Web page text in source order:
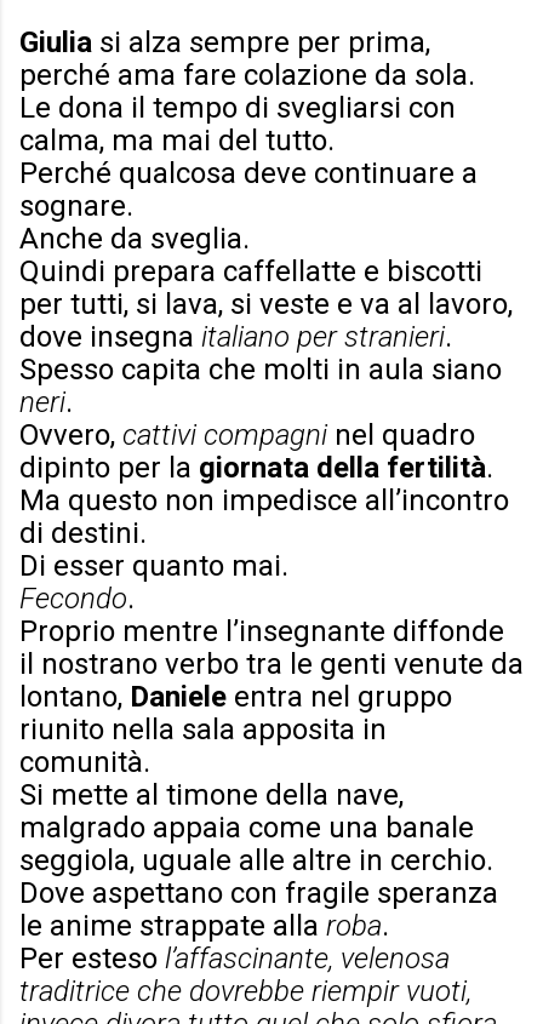
Giulia si alza sempre per prima,
perché ama fare colazione da sola.
Le dona il tempo di svegliarsi con
calma, ma mai del tutto.
Perché qualcosa deve continuare a
sognare.
Anche da sveglia.
Quindi prepara caffellatte e biscotti
per tutti, si lava, si veste e va al lavoro,
dove insegna italiano per stranieri.
Spesso capita che molti in aula siano
neri.
Ovvero, cattivi compagninel quadro
dipinto per la giornata della fertilità.
Ma questo non impedisce all’incontro
di destini.
Di esser quanto mai.
Fecondo.
Proprio mentre l’insegnante diffonde
il nostrano verbo tra le genti venute da
lontano, Daniele entra nel gruppo
riunito nella sala apposita in
comunità.
Si mette al timone della nave,
malgrado appaia come una banale
seggiola, uguale alle altre in cerchio.
Dove aspettano con fragile speranza
le anime strappate alla roba.
Per esteso l’affascinante, velenosa
traditrice che dovrebbe riempir vuoti,